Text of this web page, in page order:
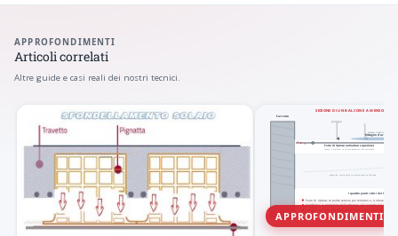
APPROFONDIMENTI
Articoli correlati
Altre guide e casi reali dei nostri tecnici.
APPROFONDIMENTI